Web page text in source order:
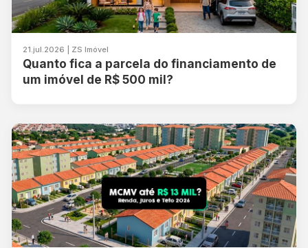
21.jul.2026 | ZS Imóvel
Quanto fica a parcela do financiamento de
um imóvel de R$ 500 mil?